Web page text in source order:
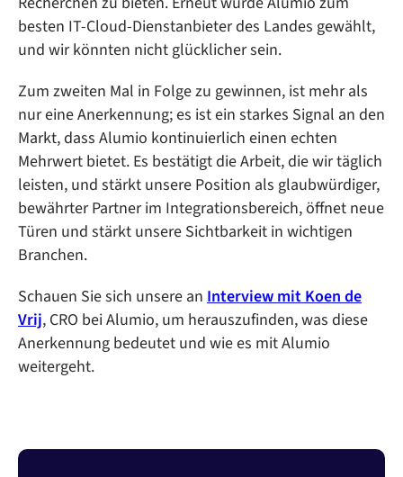
besten IT-Cloud-Dienstanbieter des Landes gewählt,
und wir könnten nicht glücklicher sein.
Zum zweiten Mal in Folge zu gewinnen, ist mehr als
nur eine Anerkennung; es ist ein starkes Signal an den
Markt, dass Alumio kontinuierlich einen echten
Mehrwert bietet. Es bestätigt die Arbeit, die wir täglich
leisten, und stärkt unsere Position als glaubwürdiger,
bewährter Partner im Integrationsbereich, öffnet neue
Türen und stärkt unsere Sichtbarkeit in wichtigen
Branchen.
Schauen Sie sich unsere an Interview mit Koen de
Vrij, CRO bei Alumio, um herauszufinden, was diese
Anerkennung bedeutet und wie es mit Alumio
weitergeht.